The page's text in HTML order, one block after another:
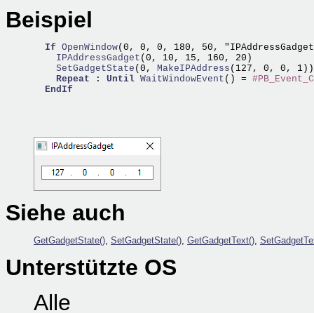
Beispiel
If OpenWindow(0, 0, 0, 180, 50,
    IPAddressGadget
    SetGadgetState
(0, MakeIPAddress (127, 0, 0,
Repeat : Until WaitWindowEvent () =
EndIf
Siehe auch
GetGadgetState(), SetGadgetState(), GetGadgetText(),
Unterstützte OS
Alle